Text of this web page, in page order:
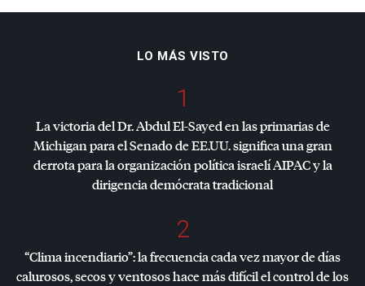
LO MÁS VISTO
1
La victoria del Dr. Abdul El-Sayed en las primarias de
Michigan para el Senado de EE.UU. significa una gran
derrota para la organización política israelíAIPACy la
dirigencia demócrata tradicional
2
“Clima incendiario”: la frecuencia cada vez mayor de días
calurosos, secos y ventosos hace más difícil el control de los